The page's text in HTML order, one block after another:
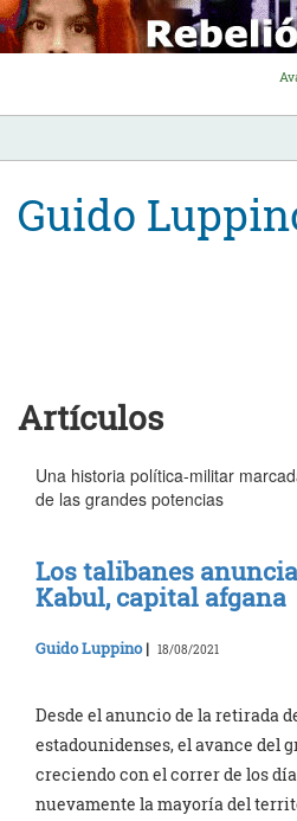
Skip
to
content
Guido
Artículos
Una historia política-militar
de las grandes potencias
Los talibanes
Kabul, capital afgana
Guido Luppino| 18/08/2021
Desde el anuncio de la retirada
estadounidenses, el avance del
creciendo con el correr de los
nuevamente la mayoría del